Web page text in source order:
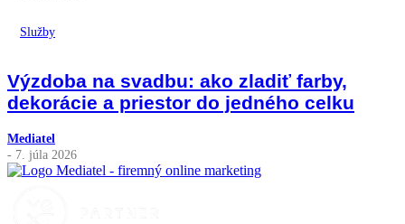
Služby
Výzdoba na svadbu: ako zladiť farby,
dekorácie a priestor do jedného celku
Mediatel
- 7. júla 2026